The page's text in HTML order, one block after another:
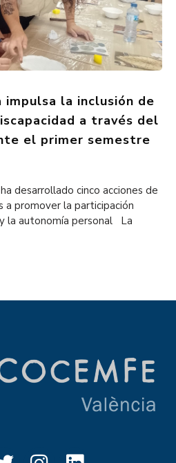
impulsa la inclusión de
a través del
el primer semestre
desarrollado cinco acciones de
a promover la participación
la autonomía personal La